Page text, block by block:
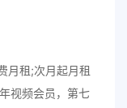
月租;次月起月租
视频会员，第七